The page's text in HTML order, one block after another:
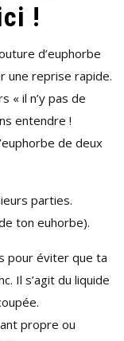
!
d’euphorbe
une reprise rapide.
« il n’y pas de
entendre !
de deux
parties.
ton euhorbe).
pour éviter que ta
Il s’agit du liquide
propre ou